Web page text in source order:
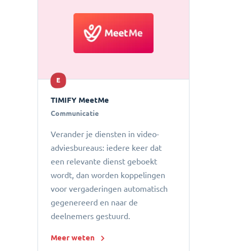
E
TIMIFY MeetMe
Communicatie
Verander je diensten in video-
adviesbureaus: iedere keer dat
een relevante dienst geboekt
wordt, dan worden koppelingen
voor vergaderingen automatisch
gegenereerd en naar de
deelnemers gestuurd.
Meer weten